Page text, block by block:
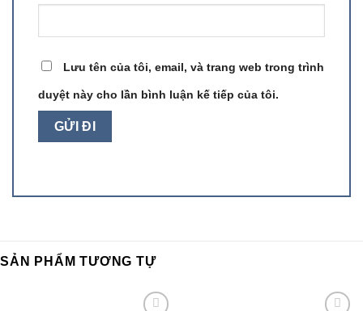
Lưu tên của tôi, email, và trang web trong trình
duyệt này cho lần bình luận kế tiếp của tôi.
SẢN PHẨM TƯƠNG TỰ